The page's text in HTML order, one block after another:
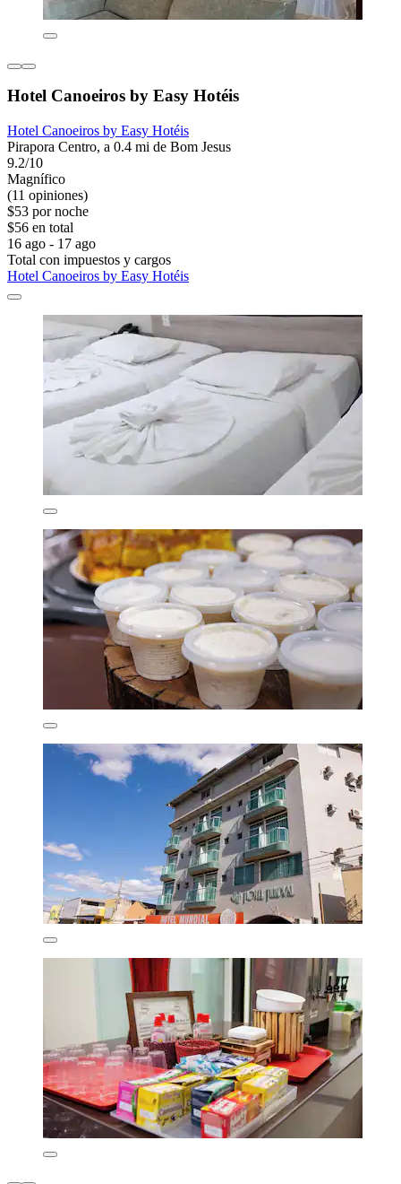
Hotel Canoeiros by Easy Hotéis
Hotel Canoeiros by Easy Hotéis
Pirapora Centro, a 0.4 mi de Bom Jesus
9.2/10
Magnífico
(11 opiniones)
$53 por noche
$56 en total
16 ago - 17 ago
Total con impuestos y cargos
Hotel Canoeiros by Easy Hotéis